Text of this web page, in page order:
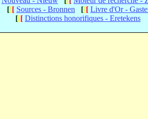
[[[ Sources - Bronnen [[[ Livre d'Or -
[[[ Distinctions honorifiques - Eretekens